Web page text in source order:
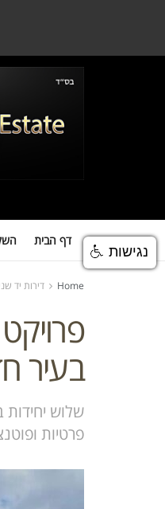
דף הבית
Home דירות יד
בעיר
שלוש יחידות
פרטיות
נגישות